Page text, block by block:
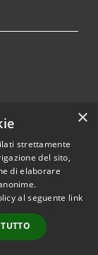
• Comune di
• Powered by
•
Accesso
×
strettamente
del sito,
di elaborare
al seguente link